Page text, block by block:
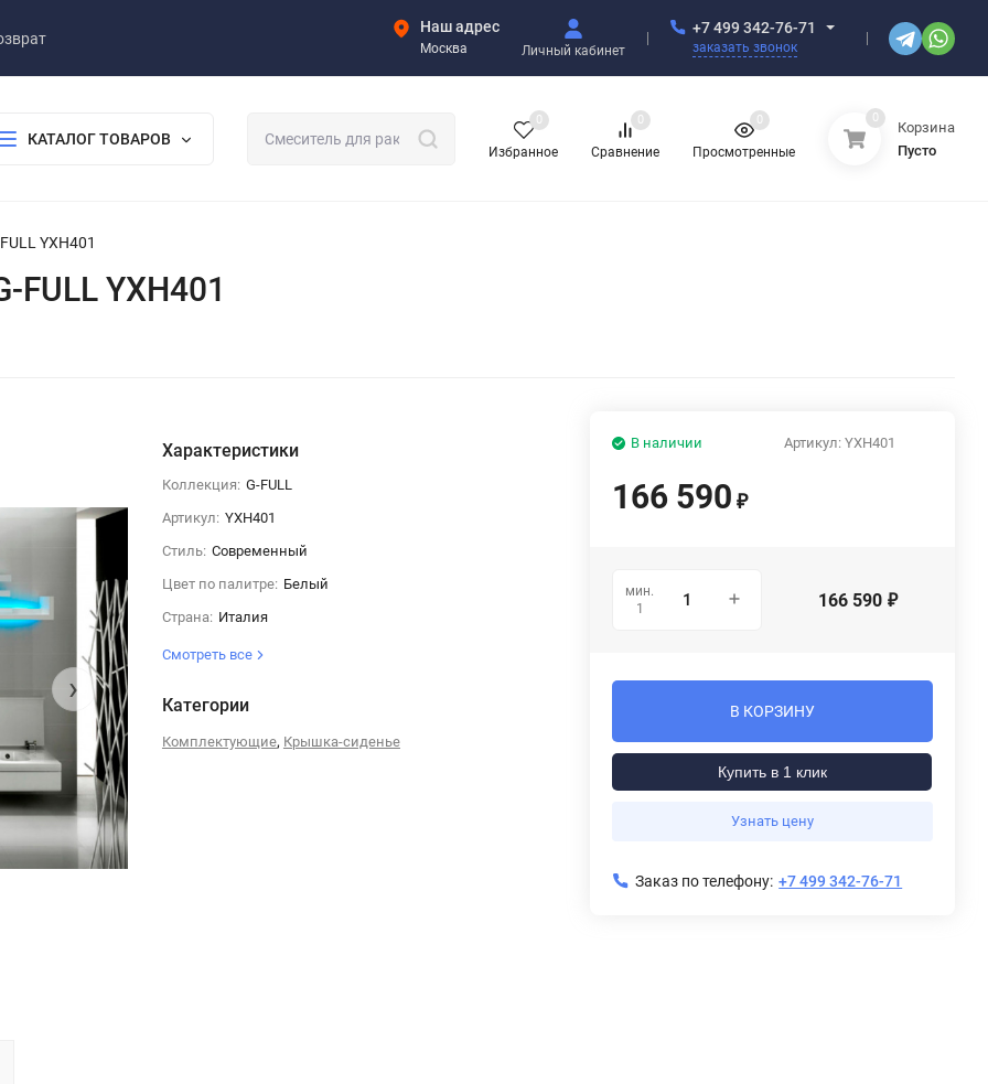
Наш адрес
Москва Личный кабинет
+7 499 342-76-71
заказать звонок
КАТАЛОГ ТОВАРОВ
Избранное
0
Сравнение
0
Просмотренные
0 0
Корзина
Пусто
YXH401
YXH401
›
Характеристики
Коллекция: G-FULL
Артикул: YXH401
Стиль: Современный
Цвет по палитре: Белый
Страна: Италия
Смотреть все
Категории
Комплектующие, Крышка-сиденье
Артикул: YXH401
В наличии
166 590 ₽
мин.
1
166 590 ₽
В КОРЗИНУ
Купить в 1 клик
Узнать цену
Заказ по телефону: +7 499 342-76-71